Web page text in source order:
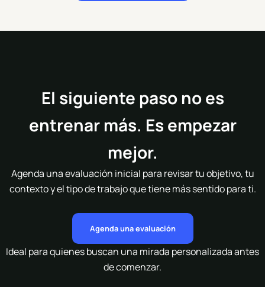
El siguiente paso no es
entrenar más. Es empezar
mejor.
Agenda una evaluación inicial para revisar tu objetivo, tu
contexto y el tipo de trabajo que tiene más sentido para ti.
Agenda una evaluación
Ideal para quienes buscan una mirada personalizada antes
de comenzar.